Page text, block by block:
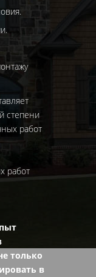
степени
работ
работ
только
в